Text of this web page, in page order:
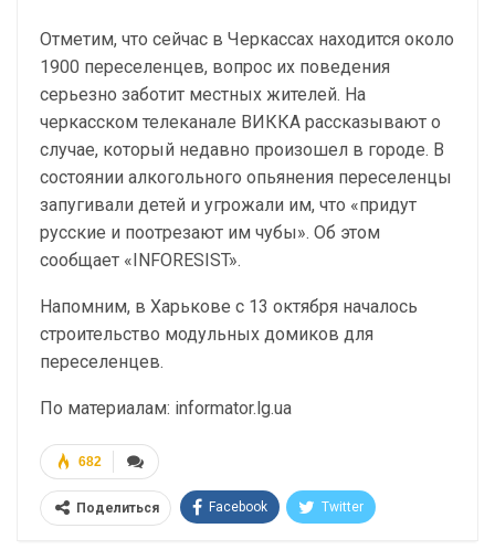
Отметим, что сейчас в Черкассах находится около
1900 переселенцев, вопрос их поведения
серьезно заботит местных жителей. На
черкасском телеканале ВИККА рассказывают о
случае, который недавно произошел в городе. В
состоянии алкогольного опьянения переселенцы
запугивали детей и угрожали им, что «придут
русские и поотрезают им чубы». Об этом
сообщает «INFORESIST».
Напомним, в Харькове с 13 октября началось
строительство модульных домиков для
переселенцев.
По материалам: informator.lg.ua
682
Поделиться Facebook Twitter